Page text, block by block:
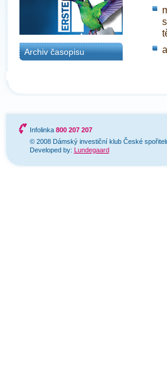
Archiv časopisu
Infolinka 800 207 207
© 2008 Dámský investiční klub České
Developed by:
Lundegaard